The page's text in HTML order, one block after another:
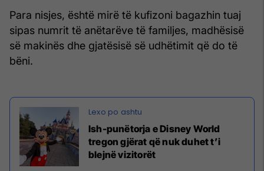
Para nisjes, është mirë të kufizoni bagazhin tuaj
sipas numrit të anëtarëve të familjes, madhësisë
së makinës dhe gjatësisë së udhëtimit që do të
bëni.
Ish-punëtorja e Disney World
tregon gjërat që nuk duhet t’i
blejnë vizitorët